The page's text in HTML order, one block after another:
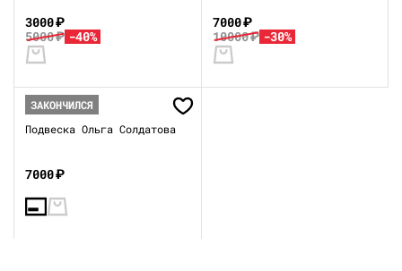
3000₽
5000₽ -40%
7000₽
10000₽ -30%
ЗАКОНЧИЛСЯ
Подвеска Ольга Солдатова
7000₽